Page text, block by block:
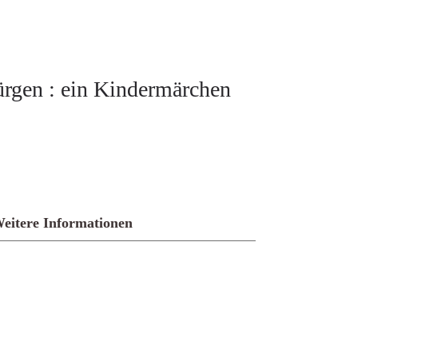
: ein Kindermärchen
Informationen